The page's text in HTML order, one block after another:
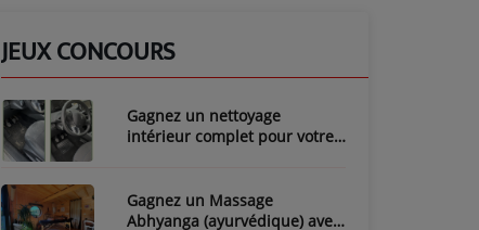
JEUX CONCOURS
Gagnez un nettoyage
intérieur complet pour votre
Gagnez un Massage
Abhyanga (ayurvédique) avec